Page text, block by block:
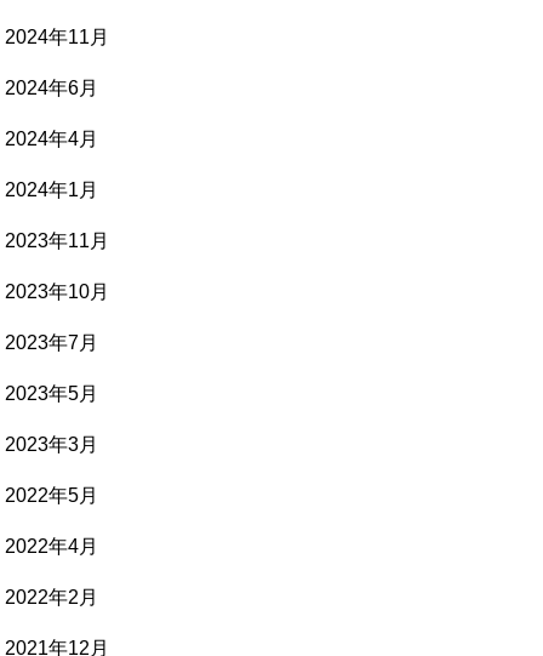
2024年11月
2024年6月
2024年4月
2024年1月
2023年11月
2023年10月
2023年7月
2023年5月
2023年3月
2022年5月
2022年4月
2022年2月
2021年12月